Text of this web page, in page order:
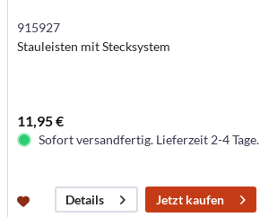
915927
Stauleisten mit Stecksystem
11,95 €
Sofort versandfertig. Lieferzeit 2-4 Tage.
Details Jetzt kaufen